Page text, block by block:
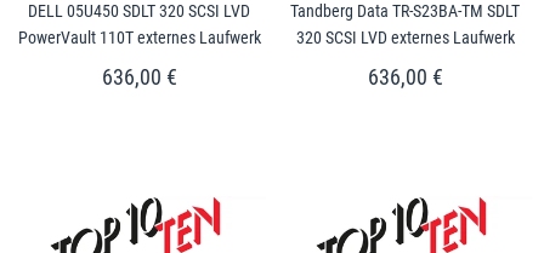
DELL 05U450 SDLT 320 SCSI LVD
PowerVault 110T externes Laufwerk
636,00 €
Tandberg Data TR-S23BA-TM SDLT
320 SCSI LVD externes Laufwerk
636,00 €